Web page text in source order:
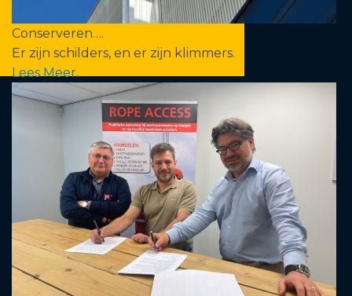
Conserveren….
Er zijn schilders, en er zijn klimmers.
Lees Meer..